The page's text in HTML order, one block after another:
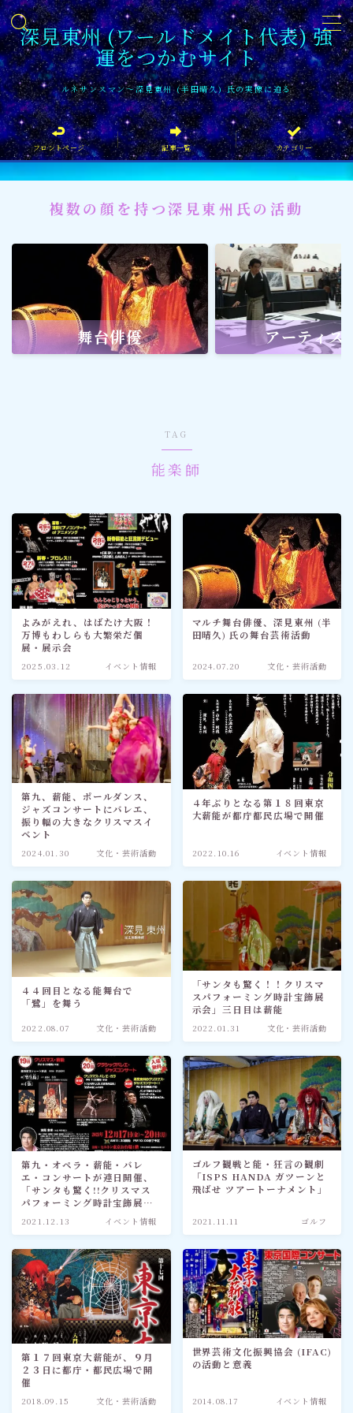
深見東州 (ワールドメイト代表) 強
運をつかむサイト
ルネサンスマン〜深見東州 (半田晴久) 氏の実像に迫る
MENU
フロントページ
記事一覧
イベント情報
企業家
文化・芸術活動
社会貢献 社会貢献
ワールドメイト
神道・宗教
社会情勢
おすすめ記事
フロントページ 記事一覧 カテゴリー
複数の顔を持つ深見東州氏の活動
舞台俳優 アーティス
TAG
能楽師
よみがえれ、はばたけ大阪！
万博もわしらも大繁栄だ個
展・展示会
2025.03.12 イベント情報
マルチ舞台俳優、深見東州 (半
田晴久) 氏の舞台芸術活動
2024.07.20 文化・芸術活動
第九、薪能、ポールダンス、
ジャズコンサートにバレエ、
振り幅の大きなクリスマスイ
ベント
2024.01.30 文化・芸術活動
４年ぶりとなる第１８回東京
大薪能が都庁都民広場で開催
2022.10.16 イベント情報
４４回目となる能舞台で
「鷺」を舞う
2022.08.07 文化・芸術活動
「サンタも驚く！！クリスマ
スパフォーミング時計宝飾展
示会」三日目は薪能
2022.01.31 文化・芸術活動
第九・オペラ・薪能・バレ
エ・コンサートが連日開催、
「サンタも驚く!!クリスマス
パフォーミング時計宝飾展示
2021.12.13 イベント情報
ゴルフ観戦と能・狂言の観劇
「ISPS HANDA ガツーンと
飛ばせ ツアートーナメント」
2021.11.11 ゴルフ
第１７回東京大薪能が、９月
２３日に都庁・都民広場で開
催
2018.09.15 文化・芸術活動
世界芸術文化振興協会 (IFAC)
の活動と意義
2014.08.17 イベント情報